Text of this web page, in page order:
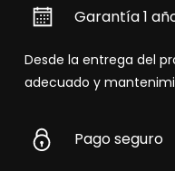
Garantía 1
Desde la entrega del
adecuado y
Pago seguro